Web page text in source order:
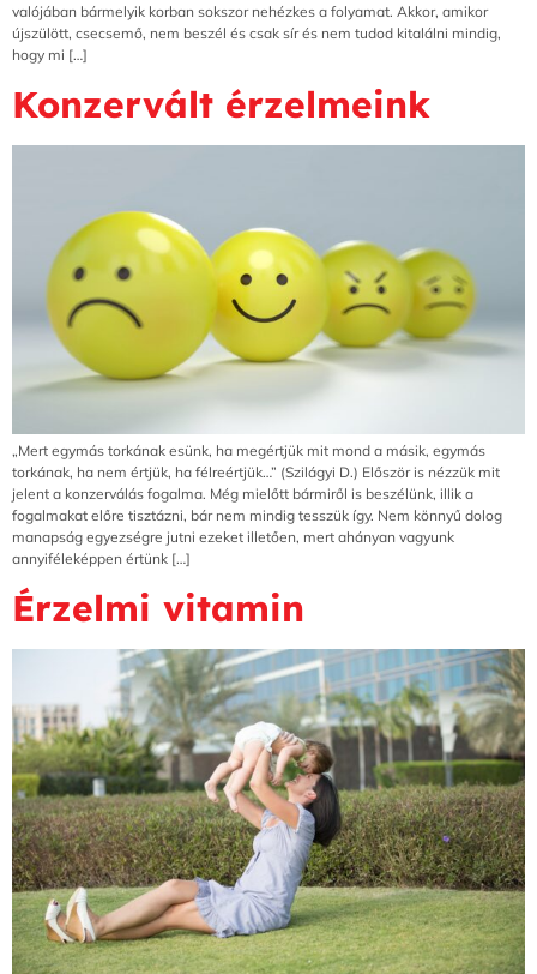
valójában bármelyik korban sokszor nehézkes a folyamat. Akkor, amikor
újszülött, csecsemő, nem beszél és csak sír és nem tudod kitalálni mindig,
hogy mi […]
Konzervált érzelmeink
„Mert egymás torkának esünk, ha megértjük mit mond a másik, egymás
torkának, ha nem értjük, ha félreértjük…” (Szilágyi D.) Először is nézzük mit
jelent a konzerválás fogalma. Még mielőtt bármiről is beszélünk, illik a
fogalmakat előre tisztázni, bár nem mindig tesszük így. Nem könnyű dolog
manapság egyezségre jutni ezeket illetően, mert ahányan vagyunk
annyiféleképpen értünk […]
Érzelmi vitamin